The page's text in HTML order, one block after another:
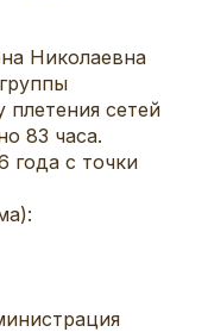
Николаевна
сетей
83 часа.
года с точки